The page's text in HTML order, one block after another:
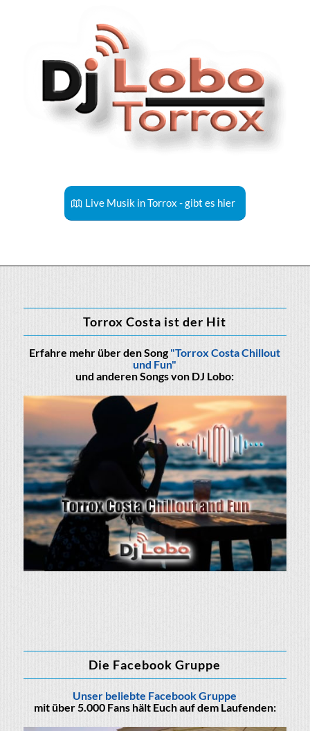
Live Musik in Torrox - gibt es hier
Torrox Costa ist der Hit
Erfahre mehr über den Song"Torrox Costa Chillout
und Fun"
und anderen Songs von DJ Lobo:
Die Facebook Gruppe
Unser beliebte Facebook Gruppe
mit über 5.000 Fans hält Euch auf dem Laufenden: